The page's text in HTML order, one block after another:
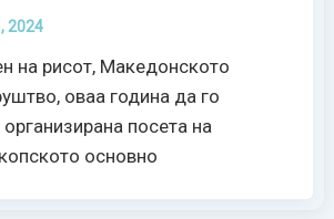
2024
на рисот, Македонското
оваа година да го
посета на
основно